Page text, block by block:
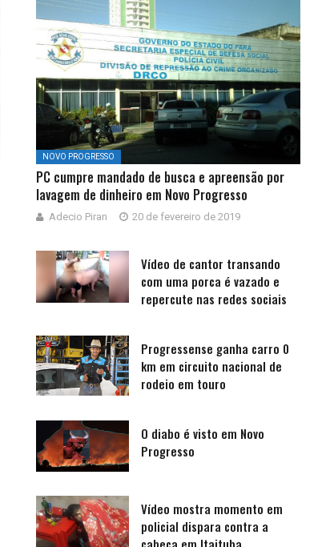
NOVO PROGRESSO
PC cumpre mandado de busca e apreensão por
lavagem de dinheiro em Novo Progresso
Adecio Piran 20 de fevereiro de 2019
Vídeo de cantor transando
com uma porca é vazado e
repercute nas redes sociais
Progressense ganha carro 0
km em circuito nacional de
rodeio em touro
O diabo é visto em Novo
Progresso
Vídeo mostra momento em
policial dispara contra a